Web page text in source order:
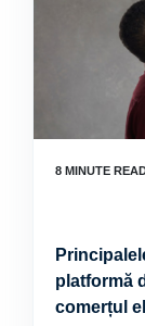
platformă
comerțul